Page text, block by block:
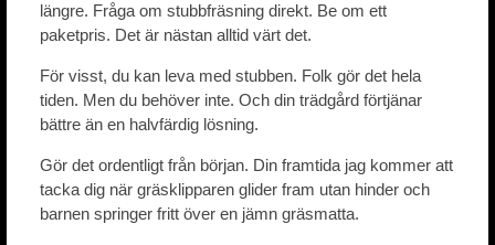
längre. Fråga om stubbfräsning direkt. Be om ett
paketpris. Det är nästan alltid värt det.
För visst, du kan leva med stubben. Folk gör det hela
tiden. Men du behöver inte. Och din trädgård förtjänar
bättre än en halvfärdig lösning.
Gör det ordentligt från början. Din framtida jag kommer att
tacka dig när gräsklipparen glider fram utan hinder och
barnen springer fritt över en jämn gräsmatta.